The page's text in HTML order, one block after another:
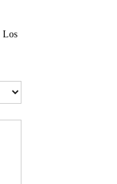
Los